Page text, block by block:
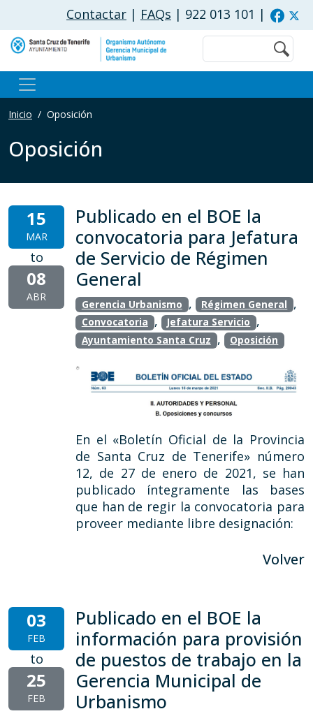
Pasar al contenido principal
Contactar | FAQs | 922 013 101 |
Buscar
Inicio Oposición
Oposición
15
MAR
to
08
ABR
Publicado en el BOE la
convocatoria para Jefatura
de Servicio de Régimen
General
Gerencia Urbanismo , Régimen General ,
Convocatoria , Jefatura Servicio ,
Ayuntamiento Santa Cruz , Oposición
En el «Boletín Oficial de la Provincia
de Santa Cruz de Tenerife» número
12, de 27 de enero de 2021, se han
publicado íntegramente las bases
que han de regir la convocatoria para
proveer mediante libre designación:
Volver
03
FEB
to
25
FEB
Publicado en el BOE la
información para provisión
de puestos de trabajo en la
Gerencia Municipal de
Urbanismo